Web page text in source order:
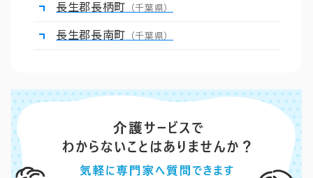
長生郡長柄町 （千葉県）
長生郡長南町 （千葉県）